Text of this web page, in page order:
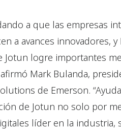
a que las empresas
a avances innovadores, y
Jotun logre importantes
Mark Bulanda,
de Emerson.
de Jotun no solo por
líder en la industria,